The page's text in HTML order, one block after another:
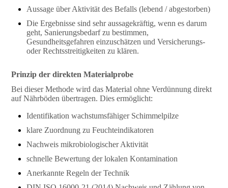
Aussage über Aktivität des Befalls (lebend / abgestorben)
Die Ergebnisse sind sehr aussagekräftig, wenn es darum
geht, Sanierungsbedarf zu bestimmen,
Gesundheitsgefahren einzuschätzen und Versicherungs-
oder Rechtsstreitigkeiten zu klären.
Prinzip der direkten Materialprobe
Bei dieser Methode wird das Material ohne Verdünnung direkt
auf Nährböden übertragen. Dies ermöglicht:
Identifikation wachstumsfähiger Schimmelpilze
klare Zuordnung zu Feuchteindikatoren
Nachweis mikrobiologischer Aktivität
schnelle Bewertung der lokalen Kontamination
Anerkannte Regeln der Technik